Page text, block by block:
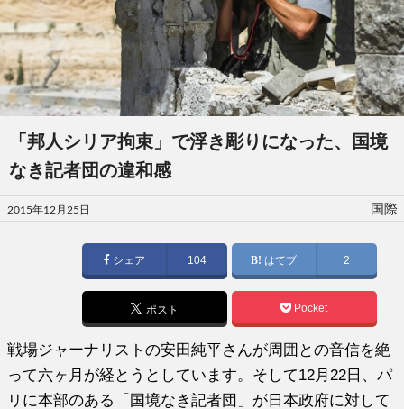
「邦人シリア拘束」で浮き彫りになった、国境
なき記者団の違和感
投
稿
2015年12月25日 国際
シェア 104 はてブ 2
ポスト Pocket
戦場ジャーナリストの安田純平さんが周囲との音信を絶
って六ヶ月が経とうとしています。そして12月22日、パ
リに本部のある「国境なき記者団」が日本政府に対して